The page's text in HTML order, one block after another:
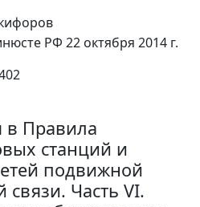
РФ 22 октября 2014 г.
в Правила
станций и
подвижной
Часть VI.